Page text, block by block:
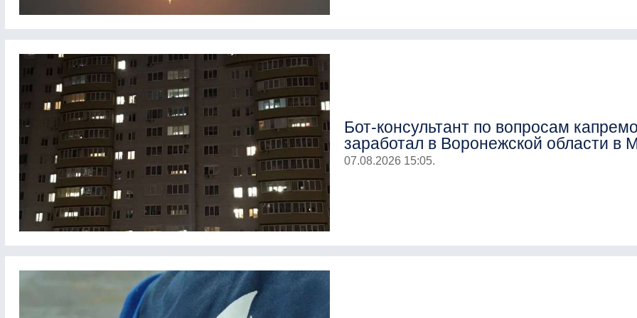
Бот-консультант по вопросам
заработал в Воронежской области в
07.08.2026 15:05.